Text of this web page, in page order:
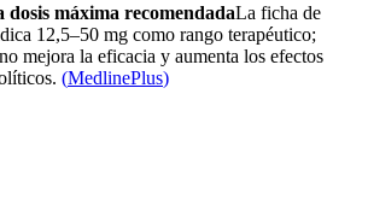
dosis máxima recomendadaLa ficha de
12,5–50 mg como rango terapéutico;
mejora la eficacia y aumenta los efectos
(MedlinePlus)